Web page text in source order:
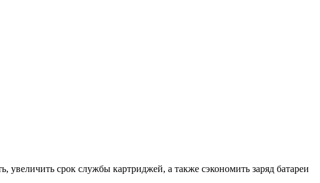
увеличить срок службы картриджей, а также сэкономить заряд батареи